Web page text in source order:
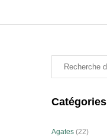
Catégories
Agates 22